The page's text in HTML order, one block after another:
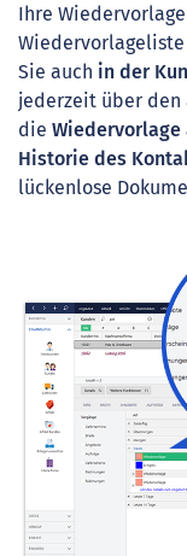
Ihre
Sie auch in der
jederzeit über
die
Historie des
lückenlose